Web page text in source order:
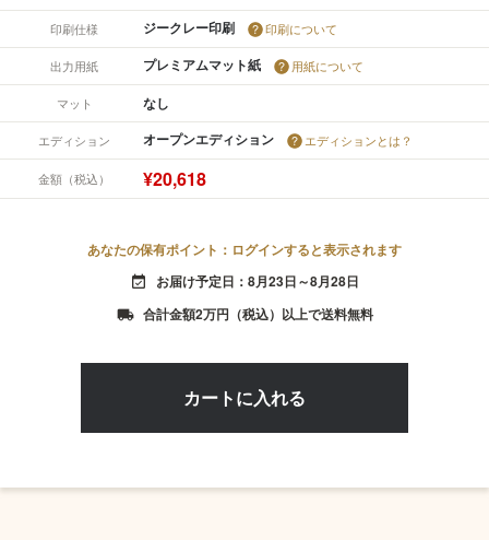
印刷仕様 ジークレー印刷 印刷について
出力用紙 プレミアムマット紙 用紙について
マット なし
エディション オープンエディション エディションとは？
金額（税込） ¥20,618
あなたの保有ポイント：ログインすると表示されます
event_available お届け予定日：8月23日～8月28日
local_shipping 合計金額2万円（税込）以上で送料無料